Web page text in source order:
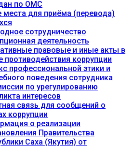
по ОМС
места для приёма (перевода)
сотрудничество
деятельность
правовые и иные акты в
противодействия коррупции
профессиональной этики и
поведения сотрудника
по урегулированию
интересов
связь для сообщений о
коррупции
о реализации
Правительства
Саха (Якутия) от